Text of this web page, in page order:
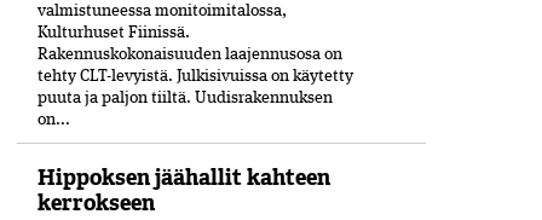
valmistuneessa moni­toimitalossa,
Kulturhuset Fiinissä.
Rakennuskokonaisuuden laajennusosa on
tehty CLT-levyistä. Julkisivuissa on käytetty
puuta ja paljon tiiltä. Uudisrakennuksen
on...
Hippoksen jäähallit kahteen
kerrokseen